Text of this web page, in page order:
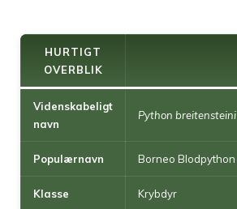
HURTIGT
OVERBLIK
Videnskabeligt
navn
Python breitensteini
Populærnavn Borneo Blodpython
Klasse Krybdyr